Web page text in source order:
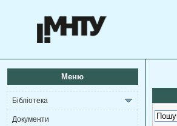
Меню
Бібліотека
Документи